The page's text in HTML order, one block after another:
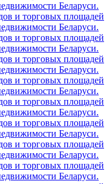
Беларуси.
и торговых площадей
Беларуси.
и торговых площадей
Беларуси.
и торговых площадей
Беларуси.
и торговых площадей
Беларуси.
и торговых площадей
Беларуси.
и торговых площадей
Беларуси.
и торговых площадей
Беларуси.
и торговых площадей
Беларуси.